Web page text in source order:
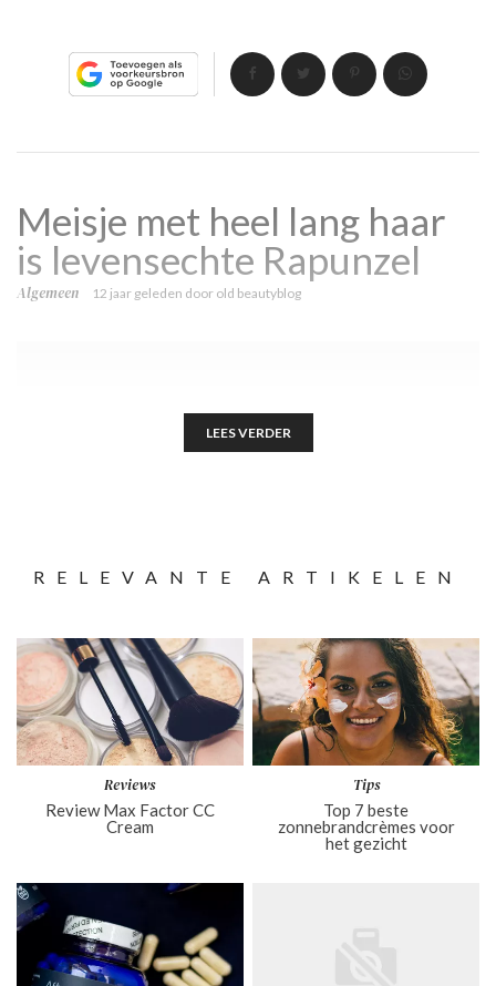
Meisje met heel lang haar
is levensechte Rapunzel
Algemeen 12 jaar geleden door old beautyblog
LEES VERDER
RELEVANTE ARTIKELEN
Reviews
Review Max Factor CC
Cream
Tips
Top 7 beste
zonnebrandcrèmes voor
het gezicht